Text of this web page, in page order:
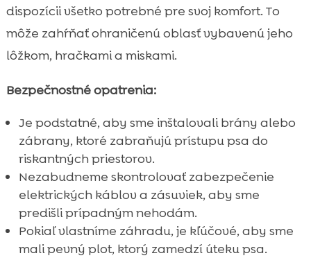
dispozícii všetko potrebné pre svoj komfort. To
môže zahŕňať ohraničenú oblasť vybavenú jeho
lôžkom, hračkami a miskami.
Bezpečnostné opatrenia:
Je podstatné, aby sme inštalovali brány alebo
zábrany, ktoré zabraňujú prístupu psa do
riskantných priestorov.
Nezabudneme skontrolovať zabezpečenie
elektrických káblov a zásuviek, aby sme
predišli prípadným nehodám.
Pokiaľ vlastníme záhradu, je kľúčové, aby sme
mali pevný plot, ktorý zamedzí úteku psa.